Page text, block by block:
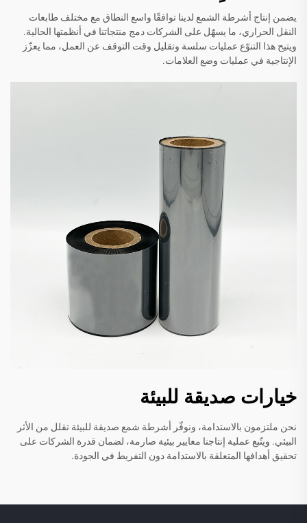
يضمن إنتاج أشرطة الشمع لدينا توافقًا واسع النطاق مع مختلف طابعات
النقل الحراري، ما يسهّل على الشركات دمج منتجاتنا في أنظمتها الحالية.
ويتيح هذا التنوّع عمليات سلسة وتقليل وقت التوقف عن العمل، مما يعزّز
الإنتاجية في عمليات وضع العلامات.
خيارات صديقة للبيئة
نحن ملتزمون بالاستدامة، ونوفّر أشرطة شمع صديقة للبيئة تقلل من الأثر
البيئي. ويتّبع عملية إنتاجنا معايير بيئية صارمة، لضمان قدرة الشركات على
تحقيق أهدافها المتعلقة بالاستدامة دون التفريط في الجودة.